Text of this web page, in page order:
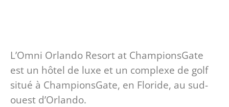
L’Omni Orlando Resort at ChampionsGate
est un hôtel de luxe et un complexe de golf
situé à ChampionsGate, en Floride, au sud-
ouest d’Orlando.